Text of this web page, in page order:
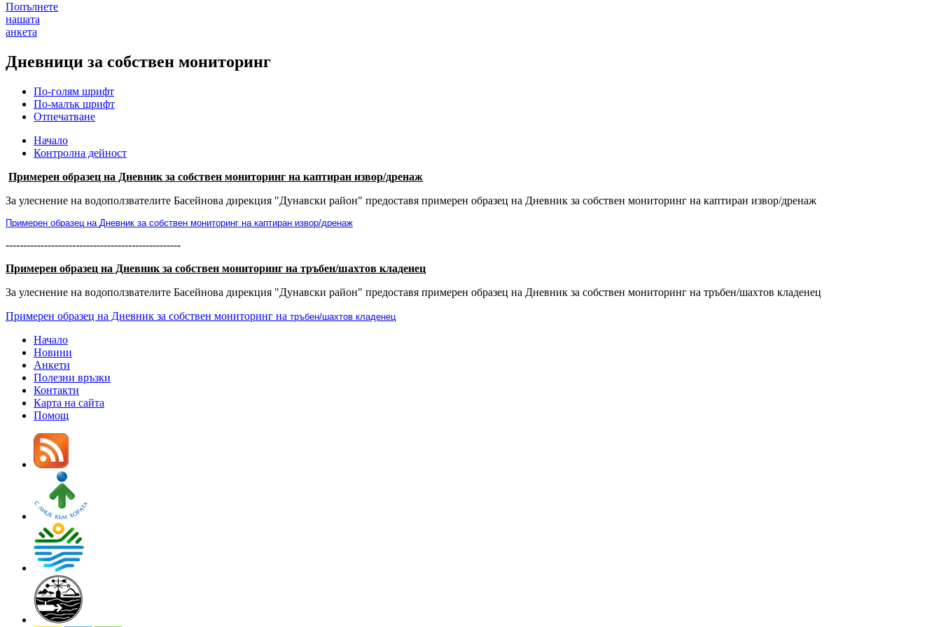
Попълнете
нашата
анкета
Дневници за собствен мониторинг
По-голям шрифт
По-малък шрифт
Отпечатване
Начало
Контролна дейност
Примерен образец на Дневник за собствен мониторинг на каптиран извор/дренаж
За улеснение на водоползвателите Басейнова дирекция "Дунавски район" предоставя примерен образец на Дневник за собствен мониторинг на каптиран извор/дренаж
Примерен образец на Дневник за собствен мониторинг на каптиран извор/дренаж
--------------------------------------------------
Примерен образец на Дневник за собствен мониторинг на тръбен/шахтов кладенец
За улеснение на водоползвателите Басейнова дирекция "Дунавски район" предоставя примерен образец на Дневник за собствен мониторинг на тръбен/шахтов кладенец
Примерен образец на Дневник за собствен мониторинг на тръбен/шахтов кладенец
Начало
Новини
Анкети
Полезни връзки
Контакти
Карта на сайта
Помощ